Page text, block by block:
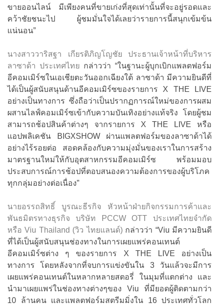
ขายออนไลน์ มีเพียงคนที่ขายเก่งที่สุดเท่านั้นที่จะอยู่รอดและ
คว้าชัยชนะไป ผู้ชมมั่นใจได้เลยว่ารายการนี้สนุกเข้มข้น
แน่นอน”
นางสาววาริสฐา เกียรติภิญโญชัย ประธานเจ้าหน้าที่บริหาร
ลาซาด้า ประเทศไทย กล่าวว่า “ในฐานะผู้บุกเบิกแพลตฟอร์ม
อีคอมเมิร์ซในเอเชียตะวันออกเฉียงใต้ ลาซาด้า มีความยินดีที่
ได้เป็นผู้สนับสนุนด้านอีคอมเมิร์ซของรายการ X THE LIVE
อย่างเป็นทางการ ซึ่งถือว่าเป็นปรากฏการณ์ใหม่ของการผสม
ผสานไลฟ์คอมเมิร์ซเข้ากับความบันเทิงอย่างแท้จริง โดยผู้ชม
สามารถช้อปสินค้าต่างๆ จากรายการ X THE LIVE หรือ
แอปพลิเคชัน BIGXSHOW ผ่านแพลตฟอร์มของลาซาด้าได้
อย่างไร้รอยต่อ สอดคล้องกับความมุ่งมั่นของเราในการสร้าง
มาตรฐานใหม่ให้กับอุตสาหกรรมอีคอมเมิร์ซ พร้อมมอบ
ประสบการณ์การช้อปที่ตอบสนองความต้องการของผู้บริโภค
ทุกกลุ่มอย่างต่อเนื่อง”
นายอรรถสิทธิ์ บูรณะธีรกิจ หัวหน้าฝ่ายกิจกรรมการค้าและ
พันธมิตรทางธุรกิจ บริษัท PCCW OTT ประเทศไทยจำกัด
หรือ Viu Thailand (วิว ไทยแลนด์)กล่าวว่า “Viu มีความยินดี
ที่ได้เป็นผู้สนับสนุนช่องทางในการเผยแพร่คอนเทนต์
อีคอมเมิร์ซต่าง ๆ ของรายการ X THE LIVE อย่างเป็น
ทางการ โดยหลังจากที่จบการแข่งขันใน 3 วันแล้วจะมีการ
เผยแพร่คอนเทนต์ในหลากหลายสตอรี่ ในมุมที่แตกต่าง และ
นำมาเผยแพร่ในช่องทางต่างๆของ Viu ที่มียอดผู้ติดตามกว่า
10 ล้านคน และแพลตฟอร์มสตรีมมิ่งใน 16 ประเทศทั่วโลก